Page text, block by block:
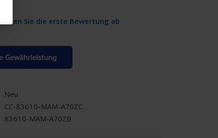
Sie die erste Bewertung ab
Neu
CC-83610-MAM-A70ZC
83610-MAM-A70ZB